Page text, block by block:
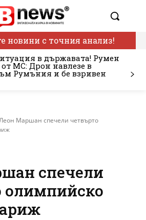
новини с точния анализ!
в държавата! Румен
МС: Дрон навлезе в
Румъния и бе взривен
Маршан спечели четвърто
спечели
олимпийско